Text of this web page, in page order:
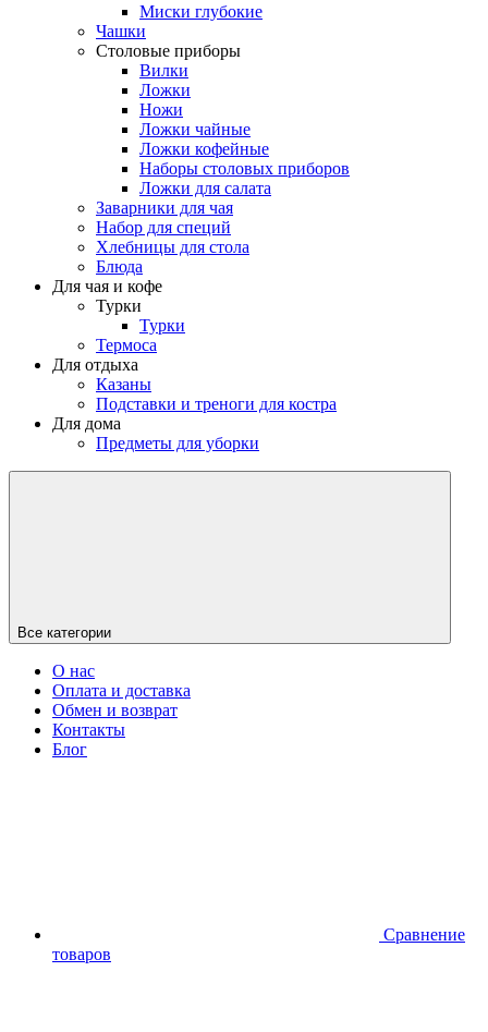
Миски глубокие
Чашки
Столовые приборы
Вилки
Ложки
Ножи
Ложки чайные
Ложки кофейные
Наборы столовых приборов
Ложки для салата
Заварники для чая
Набор для специй
Хлебницы для стола
Блюда
Для чая и кофе
Турки
Турки
Термоса
Для отдыха
Казаны
Подставки и треноги для костра
Для дома
Предметы для уборки
Все категории
О нас
Оплата и доставка
Обмен и возврат
Контакты
Блог
Сравнение
товаров